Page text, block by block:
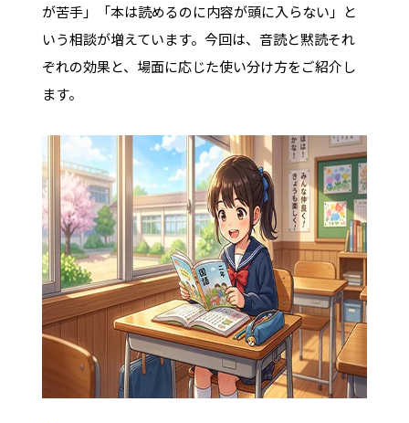
が苦手」「本は読めるのに内容が頭に入らない」と
いう相談が増えています。今回は、音読と黙読それ
ぞれの効果と、場面に応じた使い分け方をご紹介し
ます。